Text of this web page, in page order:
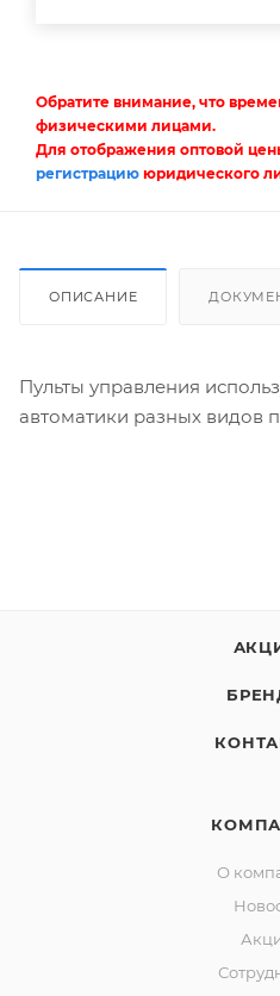
Обратите внимание, что
физическими лицами.
Для отображения оптовой
регистрацию юридического
ОПИСАНИЕ
Пульты управления
автоматики разных видов
О